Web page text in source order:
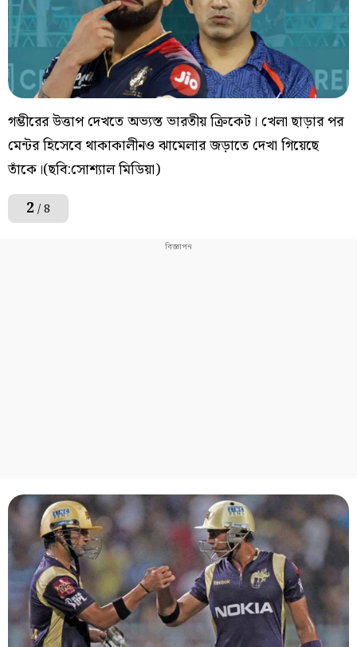
গম্ভীরের উত্তাপ দেখতে অভ্যস্ত ভারতীয় ক্রিকেট। খেলা ছাড়ার পর
মেন্টর হিসেবে থাকাকালীনও ঝামেলার জড়াতে দেখা গিয়েছে
তাঁকে।(ছবি:সোশ্যাল মিডিয়া)
2 / 8